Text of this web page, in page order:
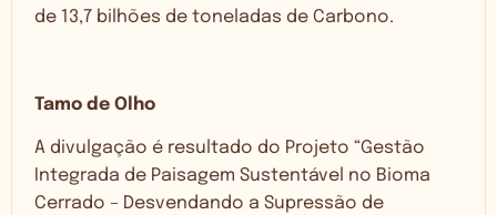
de 13,7 bilhões de toneladas de Carbono.
Tamo de Olho
A divulgação é resultado do Projeto “Gestão
Integrada de Paisagem Sustentável no Bioma
Cerrado – Desvendando a Supressão de